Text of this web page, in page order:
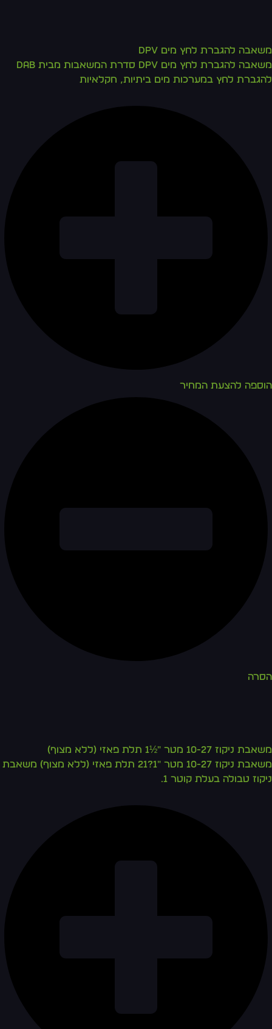
משאבה להגברת לחץ מים DPV
משאבה להגברת לחץ מים DPV סדרת המשאבות מבית DAB
להגברת לחץ במערכות מים ביתיות, חקלאיות
הוספה להצעת המחיר
הסרה
משאבת ניקוז 10-27 מטר "½1 תלת פאזי (ללא מצוף)
משאבת ניקוז 10-27 מטר "1?21 תלת פאזי (ללא מצוף) משאבת
ניקוז טבולה בעלת קוטר 1.